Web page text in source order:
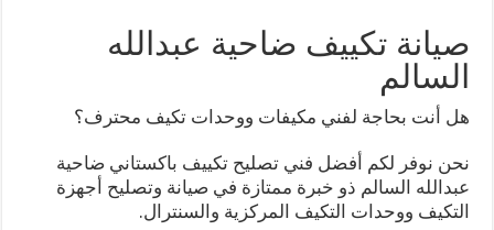
صيانة تكييف ضاحية عبدالله
السالم
هل أنت بحاجة لفني مكيفات ووحدات تكيف محترف؟
نحن نوفر لكم أفضل فني تصليح تكييف باكستاني ضاحية
عبدالله السالم ذو خبرة ممتازة في صيانة وتصليح أجهزة
التكيف ووحدات التكيف المركزية والسنترال.